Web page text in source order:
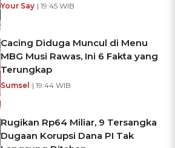
Your Say | 19:45 WIB
Cacing Diduga Muncul di Menu
MBG Musi Rawas, Ini 6 Fakta yang
Terungkap
Sumsel | 19:44 WIB
Rugikan Rp64 Miliar, 9 Tersangka
Dugaan Korupsi Dana PI Tak